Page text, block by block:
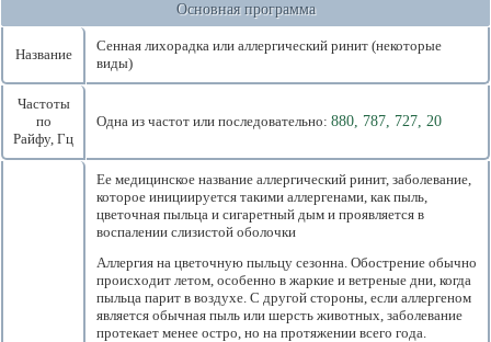
Основная программа
Название
Сенная лихорадка или аллергический ринит (некоторые
виды)
Частоты
по
Райфу, Гц
Одна из частот или последовательно: 880, 787, 727, 20
Ее медицинское название аллергический ринит, заболевание,
которое инициируется такими аллергенами, как пыль,
цветочная пыльца и сигаретный дым и проявляется в
воспалении слизистой оболочки
Аллергия на цветочную пыльцу сезонна. Обострение обычно
происходит летом, особенно в жаркие и ветреные дни, когда
пыльца парит в воздухе. С другой стороны, если аллергеном
является обычная пыль или шерсть животных, заболевание
протекает менее остро, но на протяжении всего года.